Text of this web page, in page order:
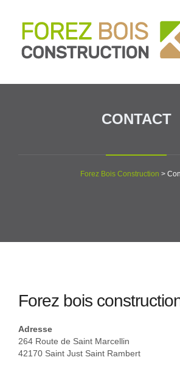
CONTACT
Forez Bois Construction >
Forez bois
Adresse
264 Route de Saint Marcellin
42170 Saint Just Saint Rambert